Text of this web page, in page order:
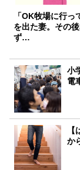
「OK牧場に行っ
を出た妻。その
ず…
小
電
か